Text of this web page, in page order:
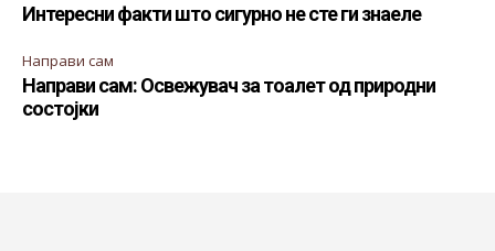
Интересни факти што сигурно не сте ги знаеле
Направи сам
Направи сам: Освежувач за тоалет од природни
состојки